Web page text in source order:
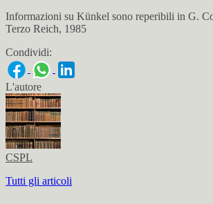
Informazioni su Künkel sono reperibili in G.
Terzo Reich, 1985
Condividi:
L'autore
CSPL
Tutti gli articoli